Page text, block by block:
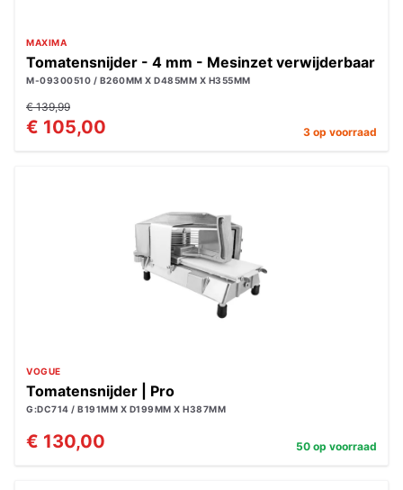
MAXIMA
Tomatensnijder - 4 mm - Mesinzet verwijderbaar
M-09300510 / B260MM X D485MM X H355MM
€ 139,99
€ 105,00 3 op voorraad
VOGUE
Tomatensnijder | Pro
G:DC714 / B191MM X D199MM X H387MM
€ 130,00 50 op voorraad